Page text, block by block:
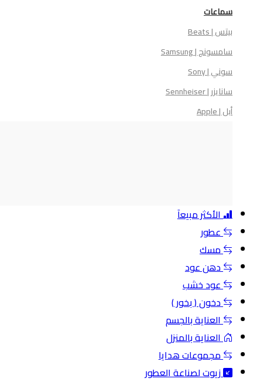
سماعات
بيتس | Beats
سامسونج | Samsung
سوني | Sony
سانايزر | Sennheiser
الأكثر مبيعآ
عطور
مسك
دهن عود
عود خشب
دخون ( بخور )
العناية بالجسم
العناية بالمنزل
مجموعات هدايا
زيوت لصناعة العطور